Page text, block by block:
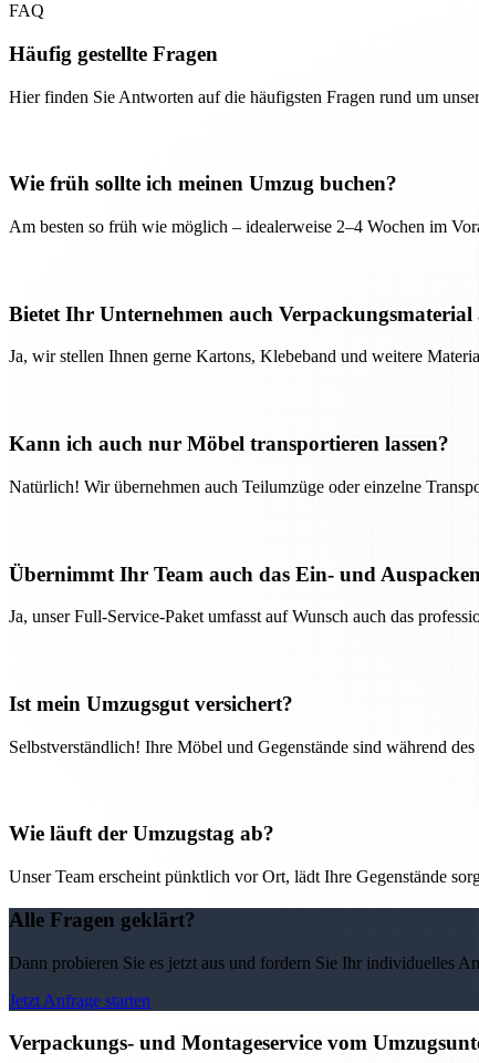
FAQ
Häufig gestellte Fragen
Hier finden Sie Antworten auf die häufigsten Fragen rund um
Wie früh sollte ich meinen Umzug buchen?
Am besten so früh wie möglich – idealerweise 2–4 Wochen im
Bietet Ihr Unternehmen auch Verpackungsmaterial
Ja, wir stellen Ihnen gerne Kartons, Klebeband und weitere
Kann ich auch nur Möbel transportieren lassen?
Natürlich! Wir übernehmen auch Teilumzüge oder einzelne
Übernimmt Ihr Team auch das Ein- und
Ja, unser Full-Service-Paket umfasst auf Wunsch auch das
Ist mein Umzugsgut versichert?
Selbstverständlich! Ihre Möbel und Gegenstände sind während
Wie läuft der Umzugstag ab?
Unser Team erscheint pünktlich vor Ort, lädt Ihre Gegenstände
Alle Fragen geklärt?
Dann probieren Sie es jetzt aus und fordern Sie Ihr individuelles
Jetzt Anfrage starten
Verpackungs- und Montageservice vom